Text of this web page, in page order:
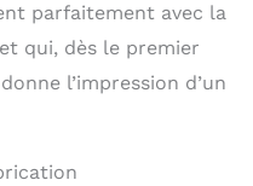
parfaitement avec la
qui, dès le premier
l’impression d’un